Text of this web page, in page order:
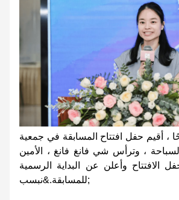
9 صباحًا ، أقيم حفل افتتاح المسابقة في جمعية
، وترأس شي فانغ فانغ ، الأمين
الافتتاح وأعلن عن البداية الرسمية
للمسابقة.&نبسب;